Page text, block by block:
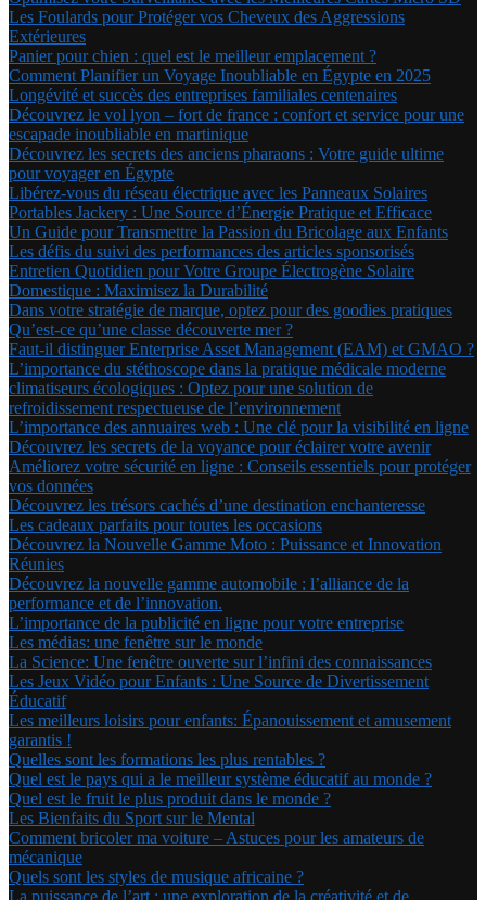
Les Foulards pour Protéger vos Cheveux des Aggressions
Extérieures
Panier pour chien : quel est le meilleur emplacement ?
Comment Planifier un Voyage Inoubliable en Égypte en 2025
Longévité et succès des entreprises familiales centenaires
Découvrez le vol lyon – fort de france : confort et service pour une
escapade inoubliable en martinique
Découvrez les secrets des anciens pharaons : Votre guide ultime
pour voyager en Égypte
Libérez-vous du réseau électrique avec les Panneaux Solaires
Portables Jackery : Une Source d’Énergie Pratique et Efficace
Un Guide pour Transmettre la Passion du Bricolage aux Enfants
Les défis du suivi des performances des articles sponsorisés
Entretien Quotidien pour Votre Groupe Électrogène Solaire
Domestique : Maximisez la Durabilité
Dans votre stratégie de marque, optez pour des goodies pratiques
Qu’est-ce qu’une classe découverte mer ?
Faut-il distinguer Enterprise Asset Management (EAM) et GMAO ?
L’importance du stéthoscope dans la pratique médicale moderne
climatiseurs écologiques : Optez pour une solution de
refroidissement respectueuse de l’environnement
L’importance des annuaires web : Une clé pour la visibilité en ligne
Découvrez les secrets de la voyance pour éclairer votre avenir
Améliorez votre sécurité en ligne : Conseils essentiels pour protéger
vos données
Découvrez les trésors cachés d’une destination enchanteresse
Les cadeaux parfaits pour toutes les occasions
Découvrez la Nouvelle Gamme Moto : Puissance et Innovation
Réunies
Découvrez la nouvelle gamme automobile : l’alliance de la
performance et de l’innovation.
L’importance de la publicité en ligne pour votre entreprise
Les médias: une fenêtre sur le monde
La Science: Une fenêtre ouverte sur l’infini des connaissances
Les Jeux Vidéo pour Enfants : Une Source de Divertissement
Éducatif
Les meilleurs loisirs pour enfants: Épanouissement et amusement
garantis !
Quelles sont les formations les plus rentables ?
Quel est le pays qui a le meilleur système éducatif au monde ?
Quel est le fruit le plus produit dans le monde ?
Les Bienfaits du Sport sur le Mental
Comment bricoler ma voiture – Astuces pour les amateurs de
mécanique
Quels sont les styles de musique africaine ?
La puissance de l’art : une exploration de la créativité et de